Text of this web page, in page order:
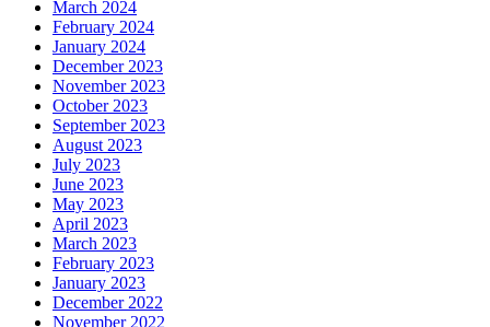
March 2024
February 2024
January 2024
December 2023
November 2023
October 2023
September 2023
August 2023
July 2023
June 2023
May 2023
April 2023
March 2023
February 2023
January 2023
December 2022
November 2022